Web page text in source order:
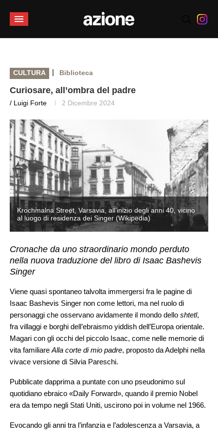
CULTURA | Biblioteca
Curiosare, all’ombra del padre
/ Luigi Forte 2 Dicembre 2024
Krochmalna Street, Varsavia, all’inizio degli anni 40, vicino
al luogo di residenza dei Singer (Wikipedia)
Cronache da uno straordinario mondo perduto
nella nuova traduzione del libro di Isaac Bashevis
Singer
Viene quasi spontaneo talvolta immergersi fra le pagine di
Isaac Bashevis Singer non come lettori, ma nel ruolo di
personaggi che osservano avidamente il mondo dello shtetl,
fra villaggi e borghi dell’ebraismo yiddish dell’Europa orientale.
Magari con gli occhi del piccolo Isaac, come nelle memorie di
vita familiare Alla corte di mio padre, proposto da Adelphi nella
vivace versione di Silvia Pareschi.
Pubblicate dapprima a puntate con uno pseudonimo sul
quotidiano ebraico «Daily Forward», quando il premio Nobel
era da tempo negli Stati Uniti, uscirono poi in volume nel 1966.
Evocando gli anni tra l’infanzia e l’adolescenza a Varsavia, a